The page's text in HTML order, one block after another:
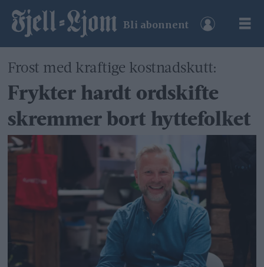
Bli abonnent
Frost med kraftige kostnadskutt:
Frykter hardt ordskifte
skremmer bort hyttefolket